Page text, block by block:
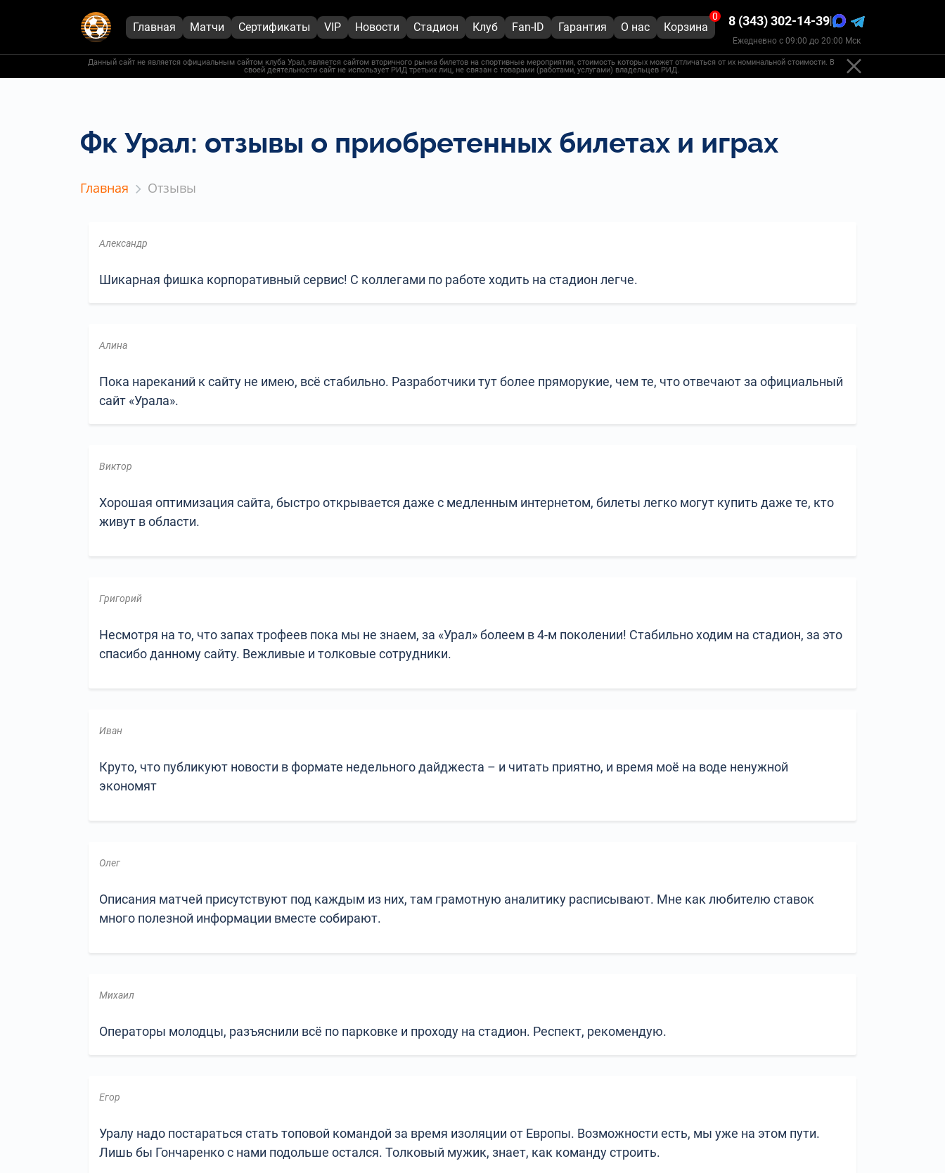
Главная Матчи Сертификаты VIP Новости Стадион Клуб Fan-ID Гарантия О нас Корзина
0 8 (343) 302-14-39|
Ежедневно с 09:00 до 20:00 Мск
Данный сайт не является официальным сайтом клуба Урал, является сайтом вторичного рынка билетов на спортивные мероприятия, стоимость которых может отличаться от их номинальной стоимости. В
своей деятельности сайт не использует РИД третьих лиц, не связан с товарами (работами, услугами) владельцев РИД.
Фк Урал: отзывы о приобретенных билетах и играх
Главная Отзывы
Александр
Шикарная фишка корпоративный сервис! С коллегами по работе ходить на стадион легче.
Алина
Пока нареканий к сайту не имею, всё стабильно. Разработчики тут более пряморукие, чем те, что отвечают за официальный
сайт «Урала».
Виктор
Хорошая оптимизация сайта, быстро открывается даже с медленным интернетом, билеты легко могут купить даже те, кто
живут в области.
Григорий
Несмотря на то, что запах трофеев пока мы не знаем, за «Урал» болеем в 4-м поколении! Стабильно ходим на стадион, за это
спасибо данному сайту. Вежливые и толковые сотрудники.
Иван
Круто, что публикуют новости в формате недельного дайджеста – и читать приятно, и время моё на воде ненужной
экономят
Олег
Описания матчей присутствуют под каждым из них, там грамотную аналитику расписывают. Мне как любителю ставок
много полезной информации вместе собирают.
Михаил
Операторы молодцы, разъяснили всё по парковке и проходу на стадион. Респект, рекомендую.
Егор
Уралу надо постараться стать топовой командой за время изоляции от Европы. Возможности есть, мы уже на этом пути.
Лишь бы Гончаренко с нами подольше остался. Толковый мужик, знает, как команду строить.